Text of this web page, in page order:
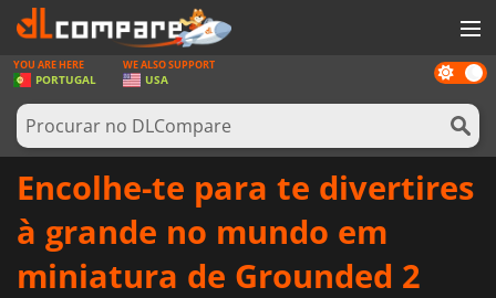
JOGOS
GAME CARDS
SOFTWARE
HARDWARE
Dark
mode
YOU ARE HERE
PORTUGAL
WE ALSO SUPPORT
USA
Encolhe-te para te divertires
à grande no mundo em
miniatura de Grounded 2